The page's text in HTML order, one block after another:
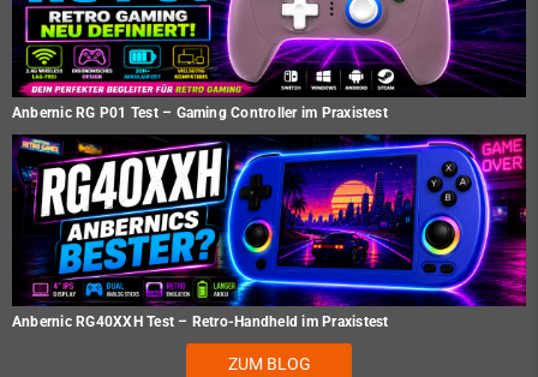
Anbernic RG P01 Test – Gaming Controller im Praxistest
Anbernic RG40XXH Test – Retro-Handheld im Praxistest
ZUM BLOG